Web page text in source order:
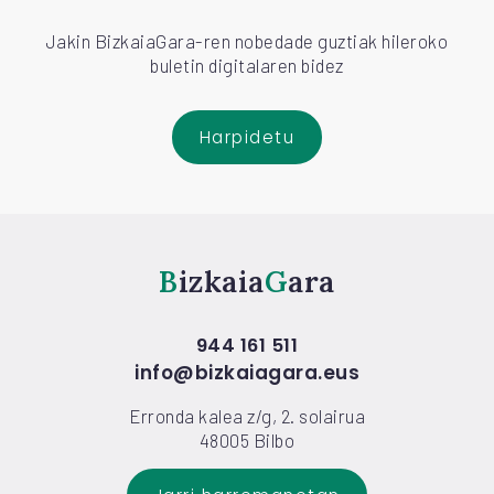
Jakin BizkaiaGara-ren nobedade guztiak hileroko
buletin digitalaren bidez
Harpidetu
Bizkaia Gara
944 161 511
info@bizkaiagara.eus
Erronda kalea z/g, 2. solairua
48005 Bilbo